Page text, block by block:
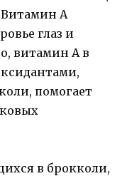
A
глаз и
витамин А в
помогает
в брокколи,